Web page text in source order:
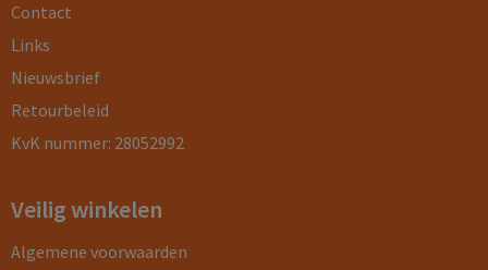
Contact
Links
Nieuwsbrief
Retourbeleid
KvK nummer: 28052992
Veilig winkelen
Algemene voorwaarden